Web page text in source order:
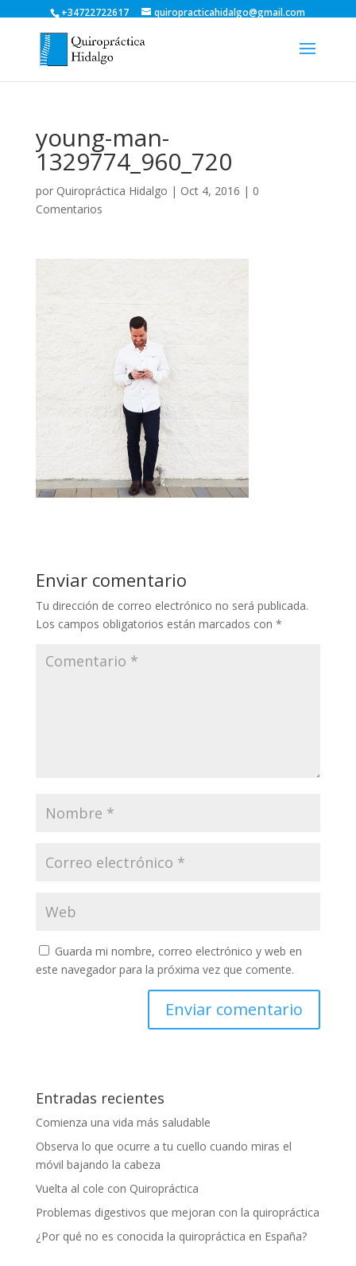
+34722722617 quiropracticahidalgo@gmail.com
young-man-
1329774_960_720
por Quiropráctica Hidalgo | Oct 4, 2016 | 0
Comentarios
Enviar comentario
Tu dirección de correo electrónico no será publicada.
Los campos obligatorios están marcados con *
Guarda mi nombre, correo electrónico y web en
este navegador para la próxima vez que comente.
Entradas recientes
Comienza una vida más saludable
Observa lo que ocurre a tu cuello cuando miras el
móvil bajando la cabeza
Vuelta al cole con Quiropráctica
Problemas digestivos que mejoran con la quiropráctica
¿Por qué no es conocida la quiropráctica en España?